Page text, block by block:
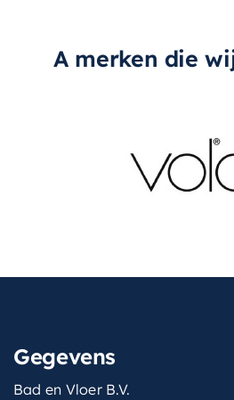
A merken die
Gegevens
Bad en Vloer B.V.